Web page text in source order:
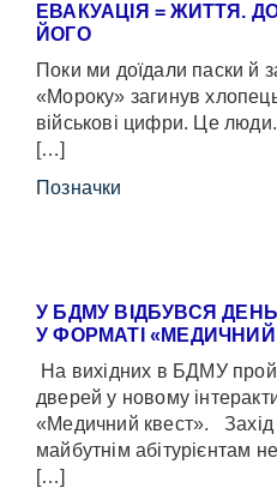
ЕВАКУАЦІЯ = ЖИТТЯ.
ЙОГО
Поки ми доїдали паски й
«Мороку» загинув
військові цифри. Це
[…]
Позначки
У БДМУ ВІДБУВСЯ
У ФОРМАТІ
На вихідних в БДМУ
дверей у новому
«Медичний квест». Захід
майбутнім абітурієнтам
[…]